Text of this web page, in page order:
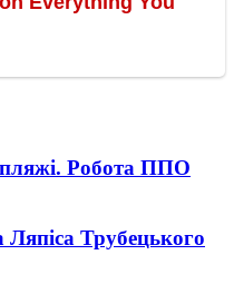
Робота ППО
Ляпіса Трубецького